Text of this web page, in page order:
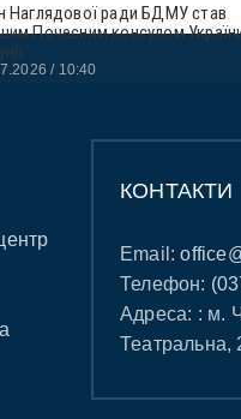
Наглядової ради БДМУ став
Почесним консулом
10:40
КОНТАКТИ
Email:
Телефон:
Адреса: : м.
Театральна,